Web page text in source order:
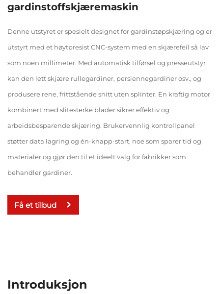
gardinstoffskjæremaskin
Denne utstyret er spesielt designet for gardinstøpskjæring og er
utstyrt med et høytpresist CNC-system med en skjærefeil så lav
som noen millimeter. Med automatisk tilførsel og presseutstyr
kan den lett skjære rullegardiner, persiennegardiner osv., og
produsere rene, frittstående snitt uten splinter. En kraftig motor
kombinert med slitesterke blader sikrer effektiv og
arbeidsbesparende skjæring. Brukervennlig kontrollpanel
støtter data lagring og én-knapp-start, noe som sparer tid og
materialer og gjør den til et ideelt valg for fabrikker som
behandler gardiner.
Få et tilbud
Introduksjon